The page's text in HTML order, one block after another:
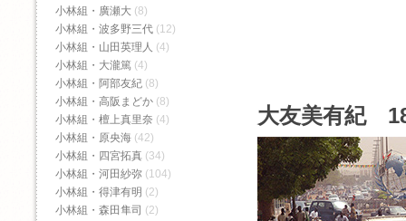
大友美有紀
小林組・廣瀬大 (8)
小林組・波多野三代 (12)
小林組・山田英理人 (4)
小林組・大瀧篤 (4)
小林組・阿部友紀 (8)
小林組・高阪まどか (8)
小林組・檀上真里奈 (4)
小林組・原央海 (42)
小林組・四宮拓真 (34)
小林組・河田紗弥 (104)
小林組・得津有明 (2)
小林組・森田隼司 (2)